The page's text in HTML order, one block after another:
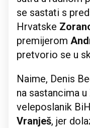
se sastati s
Hrvatske
premijerom
pretvorio se u
Naime, Denis
na sastancima
veleposlanik
Vranješ, jer